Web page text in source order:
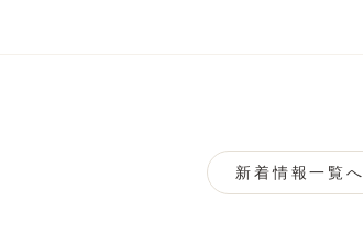
新着情報一覧へ